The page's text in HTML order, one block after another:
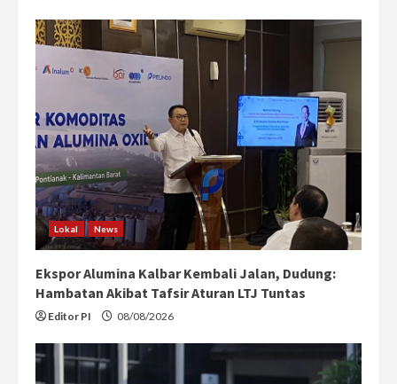
Lokal News
Ekspor Alumina Kalbar Kembali Jalan, Dudung:
Hambatan Akibat Tafsir Aturan LTJ Tuntas
Editor PI 08/08/2026